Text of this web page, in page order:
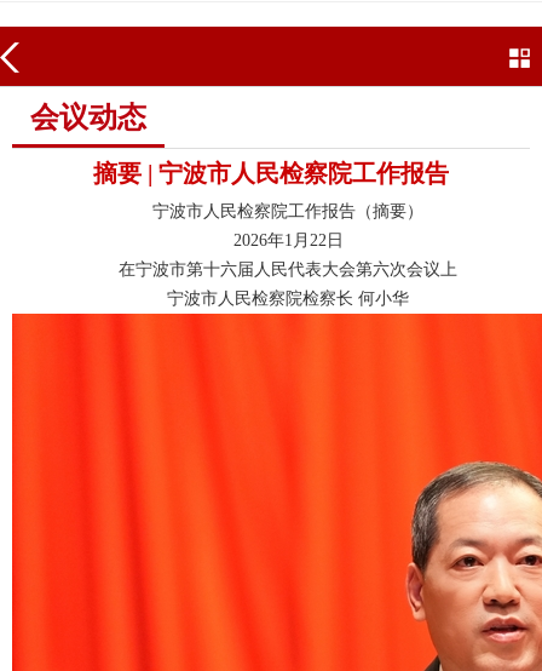
会议动态
摘要 | 宁波市人民检察院工作报告
宁波市人民检察院工作报告（摘要）
2026年1月22日
在宁波市第十六届人民代表大会第六次会议上
宁波市人民检察院检察长 何小华